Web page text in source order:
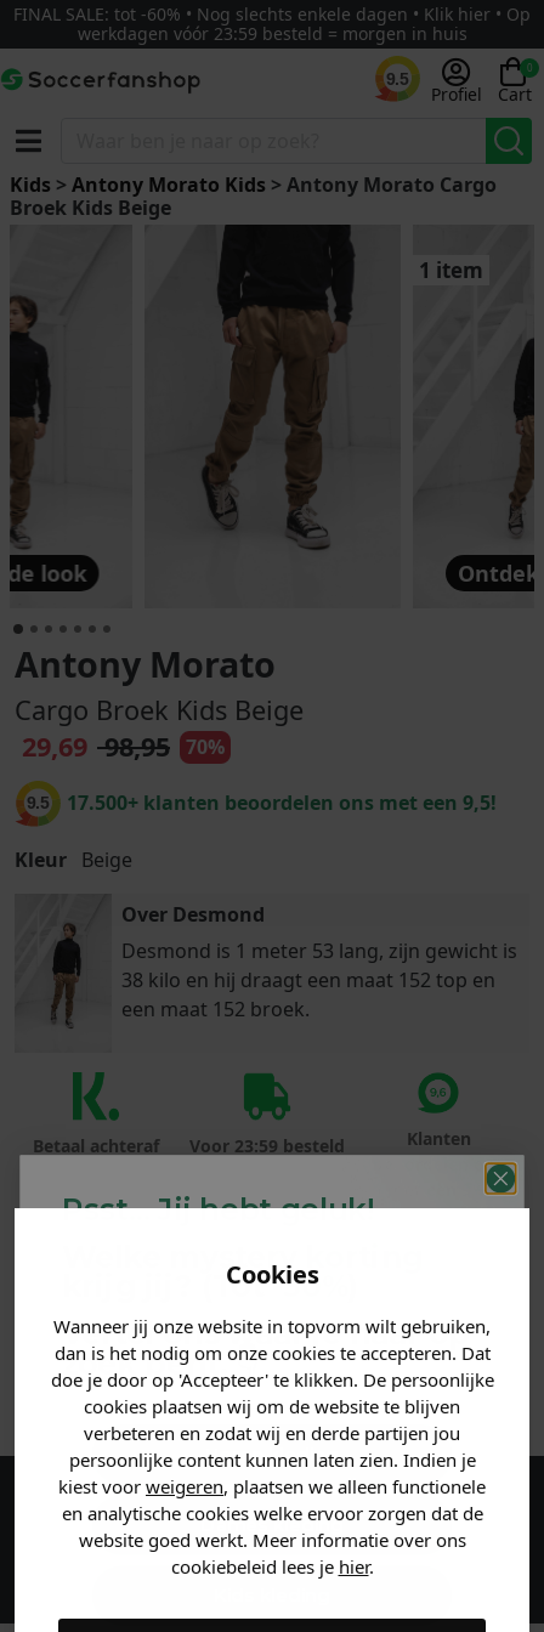
Cookies
Wanneer jij onze website in topvorm wilt gebruiken,
dan is het nodig om onze cookies te accepteren. Dat
doe je door op 'Accepteer' te klikken. De persoonlijke
cookies plaatsen wij om de website te blijven
verbeteren en zodat wij en derde partijen jou
persoonlijke content kunnen laten zien. Indien je
kiest voor weigeren, plaatsen we alleen functionele
en analytische cookies welke ervoor zorgen dat de
website goed werkt. Meer informatie over ons
cookiebeleid lees je hier.
FINAL SALE: tot -60% • Nog slechts enkele dagen • Klik hier • Op
werkdagen vóór 23:59 besteld = morgen in huis
9.5
Profiel
0
Cart
Kids >Antony Morato Kids > Antony Morato Cargo
Broek Kids Beige
de look
1 item
Antony Morato
Cargo Broek Kids Beige
29,69 98,95 70%
9.5 17.500+ klanten beoordelen ons met een 9,5!
Kleur Beige
Over Desmond
Desmond is 1 meter 53 lang, zijn gewicht is
38 kilo en hij draagt een maat 152 top en
een maat 152 broek.
Betaal achteraf
Voor 23:59 besteld
Klanten
beoordelen ons
met een 9,6!
MATERIAAL & WASVOORSCHRIFT
ANDERE BESTELDEN OOK
Maak een account aan en ontvang 5%
korting op je eerste bestelling!
Psst... Jij hebt geluk!
Welke mystery
krijg jij? (Tot-30%
Vertel ons waar je naar op
zoek bent. 👇
Heren kleding
Dames kleding